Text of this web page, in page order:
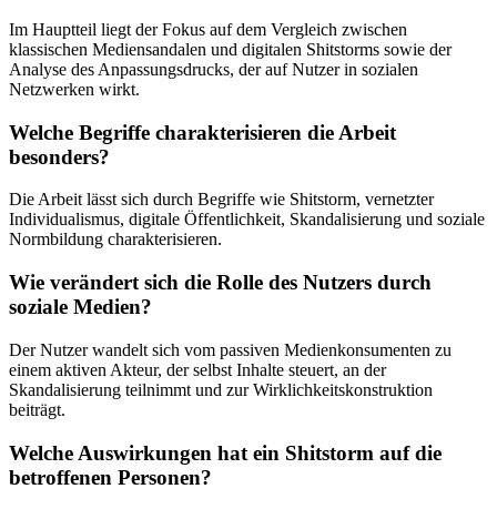
Im Hauptteil liegt der Fokus auf dem Vergleich zwischen
klassischen Mediensandalen und digitalen Shitstorms sowie der
Analyse des Anpassungsdrucks, der auf Nutzer in sozialen
Netzwerken wirkt.
Welche Begriffe charakterisieren die Arbeit
besonders?
Die Arbeit lässt sich durch Begriffe wie Shitstorm, vernetzter
Individualismus, digitale Öffentlichkeit, Skandalisierung und soziale
Normbildung charakterisieren.
Wie verändert sich die Rolle des Nutzers durch
soziale Medien?
Der Nutzer wandelt sich vom passiven Medienkonsumenten zu
einem aktiven Akteur, der selbst Inhalte steuert, an der
Skandalisierung teilnimmt und zur Wirklichkeitskonstruktion
beiträgt.
Welche Auswirkungen hat ein Shitstorm auf die
betroffenen Personen?